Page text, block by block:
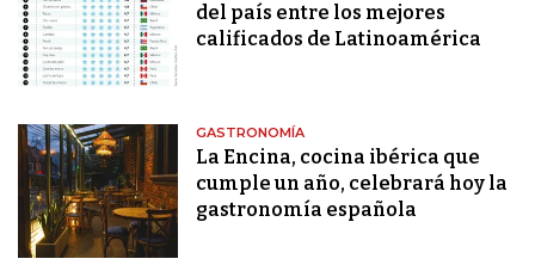
del país entre los mejores
calificados de Latinoamérica
GASTRONOMÍA
La Encina, cocina ibérica que
cumple un año, celebrará hoy la
gastronomía española